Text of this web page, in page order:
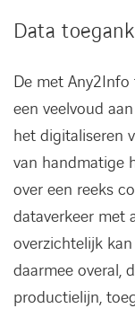
Data
De met
een veelvoud
het digitaliseren
van handmatige
over een reeks
dataverkeer met
overzichtelijk
daarmee overal,
productielijn,